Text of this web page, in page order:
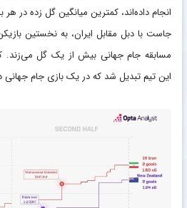
انجام داده‌اند، کمترین میانگین گل زده در
جاست با دبل مقابل ایران، به نخستین
مسابقه جام جهانی بیش از یک گل می‌زند.
این تیم تبدیل شد که در یک بازی جام